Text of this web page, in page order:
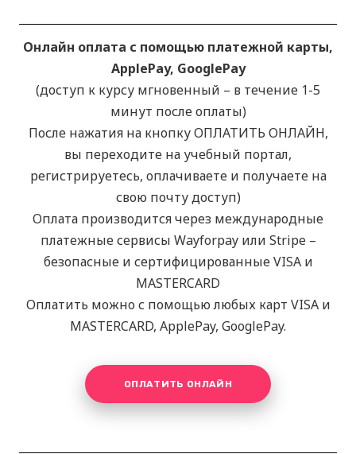
Онлайн оплата с помощью платежной карты,
ApplePay, GooglePay
(доступ к курсу мгновенный – в течение 1-5
минут после оплаты)
После нажатия на кнопку ОПЛАТИТЬ ОНЛАЙН,
вы переходите на учебный портал,
регистрируетесь, оплачиваете и получаете на
свою почту доступ)
Оплата производится через международные
платежные сервисы Wayforpay или Stripe –
безопасные и сертифицированные VISA и
MASTERCARD
Оплатить можно с помощью любых карт VISA и
MASTERCARD, ApplePay, GooglePay.
ОПЛАТИТЬ ОНЛАЙН